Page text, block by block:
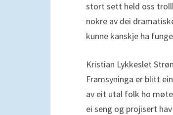
stort sett held oss
nokre av dei
kunne kanskje ha
Kristian Lykkeslet
Framsyninga er blitt
av eit utal folk ho
ei seng og projisert